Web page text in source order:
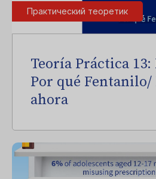
Практический теоретик
Teoría Práctica
Por qué Fentanilo/
ahora